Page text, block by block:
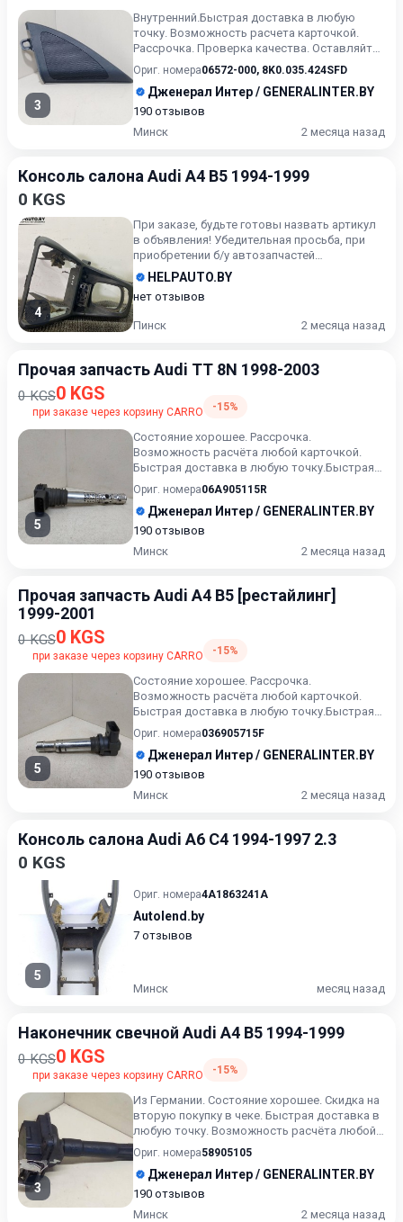
3
Внутренний.Быстрая доставка в любую
точку. Возможность расчета карточкой.
Рассрочка. Проверка качества. Оставляйте
сообщения ( или выбранный...
Ориг. номера06572-000, 8K0.035.424SFD
Дженерал Интер / GENERALINTER.BY
190 отзывов
Минск
2 месяца назад
Консоль салона Audi A4 B5 1994-1999
0 KGS
4
При заказе, будьте готовы назвать артикул
в объявления! Убедительная просьба, при
приобретении б/у автозапчастей
внимательно подходите к воп...
HELPAUTO.BY
нет отзывов
Пинск 2 месяца назад
Прочая запчасть Audi TT 8N 1998-2003
0 KGS0 KGS
при заказе через корзину CARRO -15%
5
Состояние хорошее. Рассрочка.
Возможность расчёта любой карточкой.
Быстрая доставка в любую точку.Быстрая
доставка в любую точку. Возможност...
Ориг. номера06A905115R
Дженерал Интер / GENERALINTER.BY
190 отзывов
Минск
2 месяца назад
Прочая запчасть Audi A4 B5 [рестайлинг]
1999-2001
0 KGS0 KGS
при заказе через корзину CARRO -15%
5
Состояние хорошее. Рассрочка.
Возможность расчёта любой карточкой.
Быстрая доставка в любую точку.Быстрая
доставка в любую точку. Возможност...
Ориг. номера036905715F
Дженерал Интер / GENERALINTER.BY
190 отзывов
Минск
2 месяца назад
Консоль салона Audi A6 C4 1994-1997 2.3
0 KGS
5
Ориг. номера4A1863241A
Autolend.by
7 отзывов
Минск месяц назад
Наконечник свечной Audi A4 B5 1994-1999
0 KGS0 KGS
при заказе через корзину CARRO -15%
3
Из Германии. Состояние хорошее. Скидка на
вторую покупку в чеке. Быстрая доставка в
любую точку. Возможность расчёта любой
карточкой. Рассро...
Ориг. номера58905105
Дженерал Интер / GENERALINTER.BY
190 отзывов
Минск
2 месяца назад